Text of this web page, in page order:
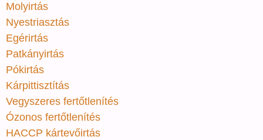
Molyirtás
Nyestriasztás
Egérirtás
Patkányirtás
Pókirtás
Kárpittisztítás
Vegyszeres fertőtlenítés
Ózonos fertőtlenítés
HACCP kártevőirtás